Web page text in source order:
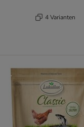
4 Varianten